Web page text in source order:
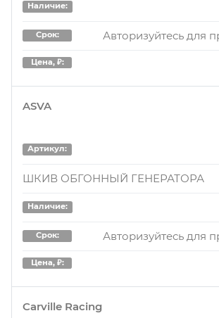
Наличие:
Срок: Авторизуйтесь для
Цена, ₽:
ASVA
Артикул:
ШКИВ ОБГОННЫЙ ГЕНЕРАТОРА
Наличие:
Срок: Авторизуйтесь для
Цена, ₽:
Carville Racing